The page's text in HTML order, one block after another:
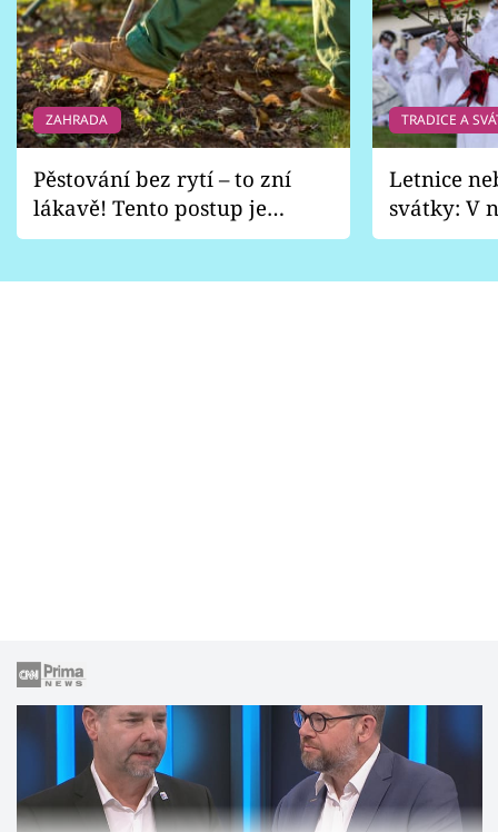
ZAHRADA
Pěstování bez rytí – to zní
lákavě! Tento postup je
vhodný jen pro některé
TRADICE A
Letnice
svátky: V
pondělí